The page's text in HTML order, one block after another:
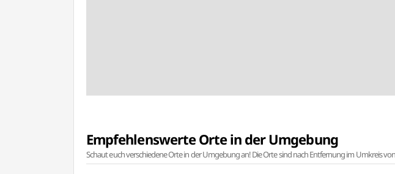
Empfehlenswerte Orte in der Umgebung
Schaut euch verschiedene Orte in der Umgebung an! Die Orte sind nach Entfernung im Umkreis